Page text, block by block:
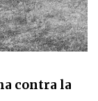
contra la